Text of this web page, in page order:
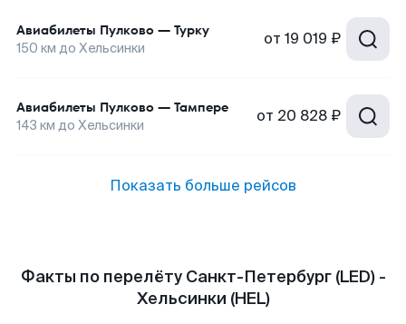
Авиабилеты Пулково — Турку
150 км до Хельсинки от 19 019 ₽
Авиабилеты Пулково — Тампере
143 км до Хельсинки от 20 828 ₽
Показать больше рейсов
Факты по перелёту Санкт-Петербург (LED) -
Хельсинки (HEL)